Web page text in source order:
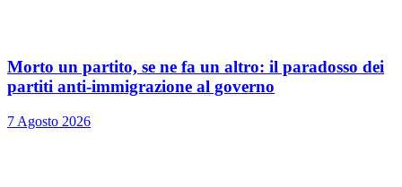
Morto un partito, se ne fa un altro: il paradosso dei
partiti anti-immigrazione al governo
7 Agosto 2026